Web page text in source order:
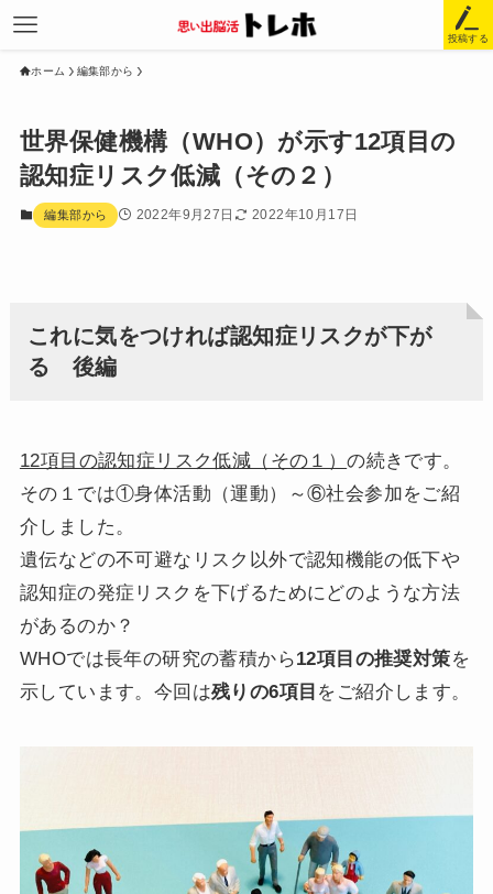
投稿する
ホーム 編集部から
世界保健機構（WHO）が示す12項目の
認知症リスク低減（その２）
編集部から 2022年9月27日 2022年10月17日
これに気をつければ認知症リスクが下が
る 後編
12項目の認知症リスク低減（その１）の続きです。
その１では①身体活動（運動）～⑥社会参加をご紹
介しました。
遺伝などの不可避なリスク以外で認知機能の低下や
認知症の発症リスクを下げるためにどのような方法
があるのか？
WHOでは長年の研究の蓄積から12項目の推奨対策を
示しています。今回は残りの6項目 をご紹介します。